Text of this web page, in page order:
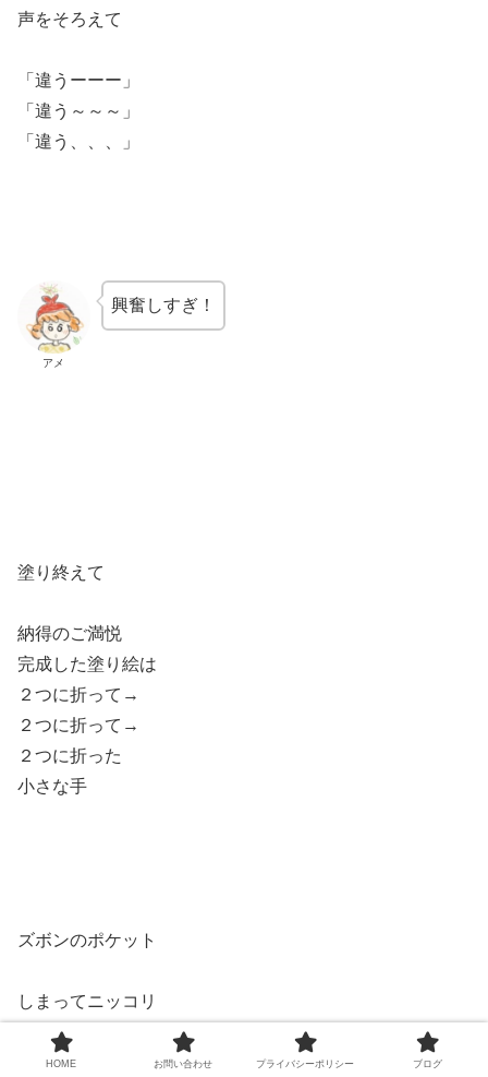
声をそろえて
「違うーーー」
「違う～～～」
「違う、、、」
アメ
興奮しすぎ！
塗り終えて
納得のご満悦
完成した塗り絵は
２つに折って→
２つに折って→
２つに折った
小さな手
ズボンのポケット
しまってニッコリ
笑顔をくれて
パタパタパタっ
HOME お問い合わせ プライバシーポリシー ブログ